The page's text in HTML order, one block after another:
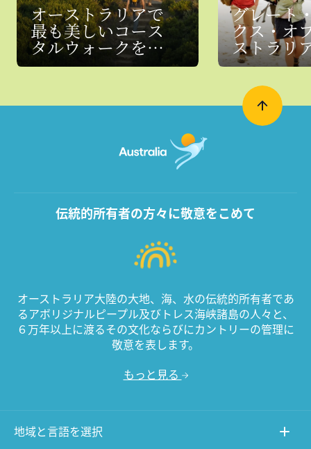
オーストラリアで
最も美しいコース
タルウォークを楽
しむ
グレート
クス・オ
ストラリ
伝統的所有者の方々に敬意をこめて
オーストラリア大陸の大地、海、水の伝統的所有者であ
るアボリジナルピープル及びトレス海峡諸島の人々と、
６万年以上に渡るその文化ならびにカントリーの管理に
敬意を表します。
もっと見る
地域と言語を選択